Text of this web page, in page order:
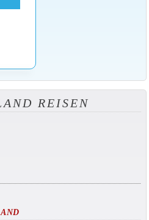
REISEN